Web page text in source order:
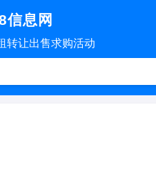
信息网
转让出售求购活动